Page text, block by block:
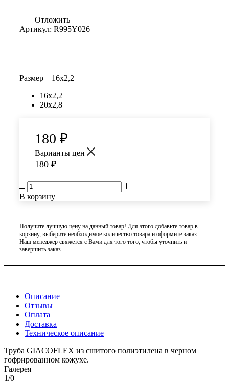
Отложить
Артикул: R995Y026
Размер—16x2,2
16x2,2
20x2,8
180 ₽
Варианты цен
180 ₽
В корзину
Получите лучшую цену на данный товар! Для этого добавьте товар в
корзину, выберите необходимое количество товара и оформите заказ.
Наш менеджер свяжется с Вами для того того, чтобы уточнить и
завершить заказ.
Описание
Отзывы
Оплата
Доставка
Техническое описание
Труба GIACOFLEX из сшитого полиэтилена в черном
гофрированном кожухе.
Галерея
1/0 —